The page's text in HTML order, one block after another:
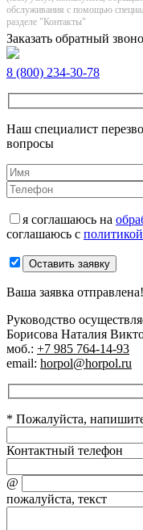
обслуживания с помощью
разделе "Контакты"
Заказать обратный
8 (800) 234-30-78
Наш специалист
вопросы
я соглашаюсь на
соглашаюсь с
Оставить заявку
Ваша заявка отправлена!
Руководство
Борисова Наталия
моб.: +7 985 764-14-93
email: horpol@horpol.ru
* Пожалуйста,
Контактный телефон
@
пожалуйста, текст